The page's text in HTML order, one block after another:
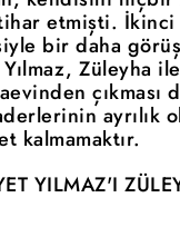
etmişti.
bir daha
Yılmaz, Züleyha
çıkması
ayrılık
kalmamaktır.
YILMAZ'I